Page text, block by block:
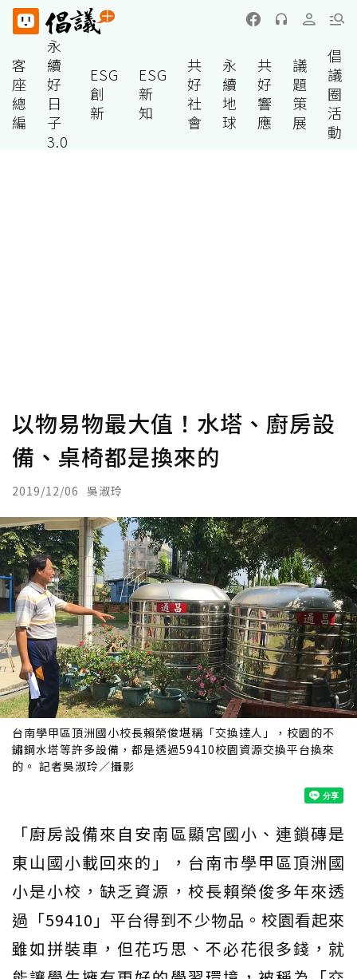
客
座
總
編
永
續
好
日
子
3.0
ESG
創
新
ESG
新
知
共
好
社
會
永
續
地
球
共
好
響
應
議
題
策
展
倡
議
圈
活
動
以物易物最大值！水塔、廚房設
備、桌椅都是換來的
2019/12/06 吳淑玲
台南學甲區頂洲國小校長賴榮俊堪稱「交換達人」，校園的不
鏽鋼水塔等許多設備，都是透過59410校園資源交換平台換來
的。 記者吳淑玲／攝影
「廚房設備來自安南區顯宮國小、連鎖磚是
東山國小載回來的」，台南市學甲區頂洲國
小是小校，缺乏資源，校長賴榮俊多年來透
過「59410」平台得到不少物品。校園看起來
雖如拼裝車，但花巧思、不必花很多錢，就